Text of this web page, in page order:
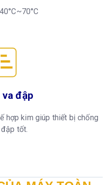
đập
hợp kim giúp thiết bị chống
tốt.